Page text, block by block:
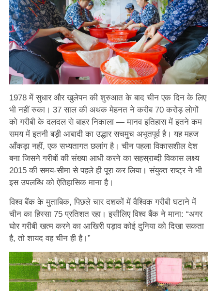
1978 में सुधार और खुलेपन की शुरुआत के बाद चीन एक दिन के लिए
भी नहीं रुका। 37 साल की अथक मेहनत ने करीब 70 करोड़ लोगों
को गरीबी के दलदल से बाहर निकाला — मानव इतिहास में इतने कम
समय में इतनी बड़ी आबादी का उद्धार सचमुच अभूतपूर्व है। यह महज
आँकड़ा नहीं, एक सभ्यतागत छलांग है। चीन पहला विकासशील देश
बना जिसने गरीबों की संख्या आधी करने का सहस्राब्दी विकास लक्ष्य
2015 की समय-सीमा से पहले ही पूरा कर लिया। संयुक्त राष्ट्र ने भी
इस उपलब्धि को ऐतिहासिक माना है।
विश्व बैंक के मुताबिक, पिछले चार दशकों में वैश्विक गरीबी घटाने में
चीन का हिस्सा 75 प्रतिशत रहा। इसीलिए विश्व बैंक ने माना: “अगर
घोर गरीबी खत्म करने का आखिरी पड़ाव कोई दुनिया को दिखा सकता
है, तो शायद वह चीन ही है।”